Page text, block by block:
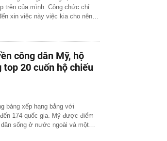
trên của mình. Công chức chỉ
xin việc này việc kia cho nên…
công dân Mỹ, hộ
20 cuốn hộ chiếu
bảng xếp hạng bằng với
174 quốc gia. Mỹ được điểm
sống ở nước ngoài và một…